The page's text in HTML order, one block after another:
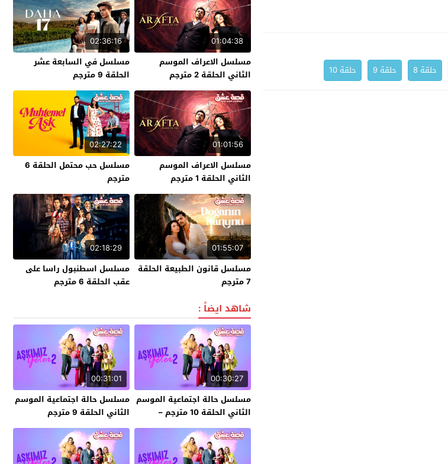
حلقة 8 حلقة 9 حلقة 10
01:04:38
مسلسل الاعراف الموسم
الثاني الحلقة 2 مترجم
02:36:16
مسلسل في السابعة عشر
الحلقة 9 مترجم
01:01:56
مسلسل الاعراف الموسم
الثاني الحلقة 1 مترجم
02:27:22
مسلسل حب محتمل الحلقة 6
مترجم
01:55:07
مسلسل قانون الطبيعة الحلقة
7 مترجم
02:18:29
مسلسل اسطنبول راسا على
عقب الحلقة 6 مترجم
شاهد ايضاً :
00:30:27
مسلسل حالة اجتماعية الموسم
الثاني الحلقة 10 مترجم –
الأخيرة
00:31:01
مسلسل حالة اجتماعية الموسم
الثاني الحلقة 9 مترجم